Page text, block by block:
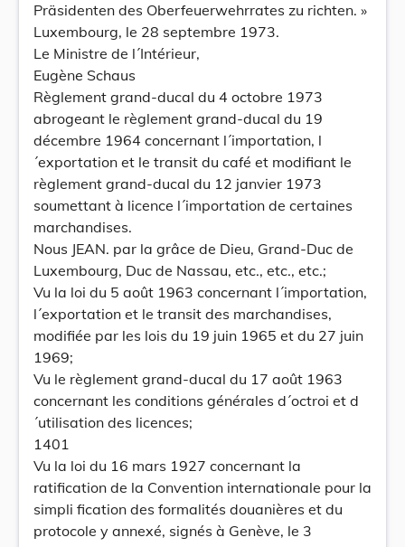
Präsidenten des Oberfeuerwehrrates zu richten. »
Luxembourg, le 28 septembre 1973.
Le Ministre de l´Intérieur,
Eugène Schaus
Règlement grand-ducal du 4 octobre 1973
abrogeant le règlement grand-ducal du 19
décembre 1964 concernant l´importation, l
´exportation et le transit du café et modifiant le
règlement grand-ducal du 12 janvier 1973
soumettant à licence l´importation de certaines
marchandises.
Nous JEAN. par la grâce de Dieu, Grand-Duc de
Luxembourg, Duc de Nassau, etc., etc., etc.;
Vu la loi du 5 août 1963 concernant l´importation,
l´exportation et le transit des marchandises,
modifiée par les lois du 19 juin 1965 et du 27 juin
1969;
Vu le règlement grand-ducal du 17 août 1963
concernant les conditions générales d´octroi et d
´utilisation des licences;
1401
Vu la loi du 16 mars 1927 concernant la
ratification de la Convention internationale pour la
simpli fication des formalités douanières et du
protocole y annexé, signés à Genève, le 3